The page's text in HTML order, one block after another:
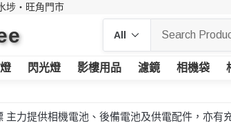
埗・旺角門市
閃光燈 影樓用品 濾鏡 相機袋
主力提供相機電池、後備電池及供電配件，亦